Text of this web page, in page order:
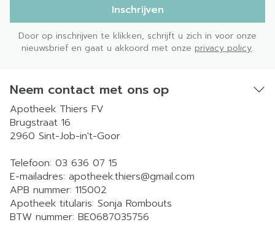
Inschrijven
Door op inschrijven te klikken, schrijft u zich in voor onze
nieuwsbrief en gaat u akkoord met onze privacy policy.
Neem contact met ons op
Apotheek Thiers FV
Brugstraat 16
2960 Sint-Job-in't-Goor
Telefoon: 03 636 07 15
E-mailadres: apotheek.thiers@gmail.com
APB nummer: 115002
Apotheek titularis: Sonja Rombouts
BTW nummer: BE0687035756